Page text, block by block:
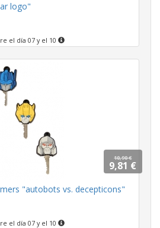
logo"
el día 07 y el 10
10,90 €
9,81 €
"autobots vs. decepticons"
el día 07 y el 10